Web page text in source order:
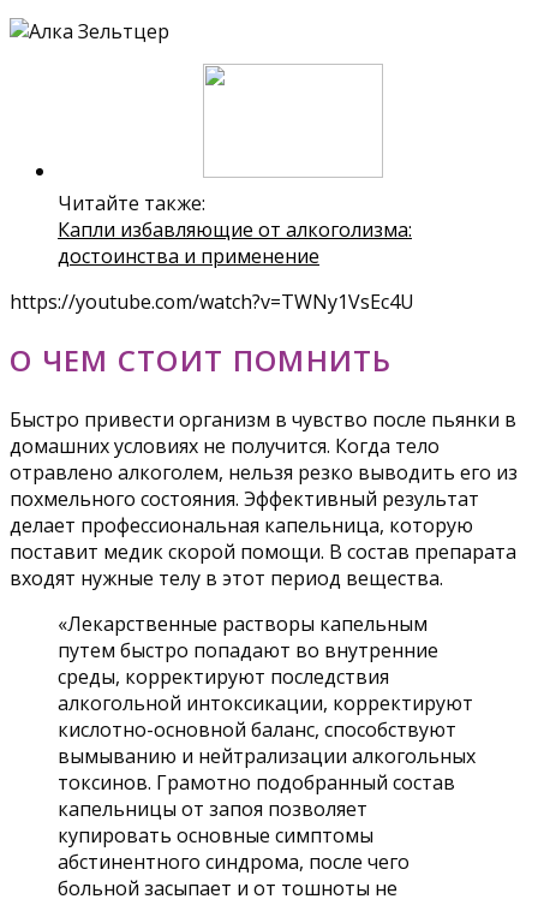
Читайте также:
Капли избавляющие от алкоголизма:
достоинства и применение
https://youtube.com/watch?v=TWNy1VsEc4U
О ЧЕМ СТОИТ ПОМНИТЬ
Быстро привести организм в чувство после пьянки в
домашних условиях не получится. Когда тело
отравлено алкоголем, нельзя резко выводить его из
похмельного состояния. Эффективный результат
делает профессиональная капельница, которую
поставит медик скорой помощи. В состав препарата
входят нужные телу в этот период вещества.
«Лекарственные растворы капельным
путем быстро попадают во внутренние
среды, корректируют последствия
алкогольной интоксикации, корректируют
кислотно-основной баланс, способствуют
вымыванию и нейтрализации алкогольных
токсинов. Грамотно подобранный состав
капельницы от запоя позволяет
купировать основные симптомы
абстинентного синдрома, после чего
больной засыпает и от тошноты не